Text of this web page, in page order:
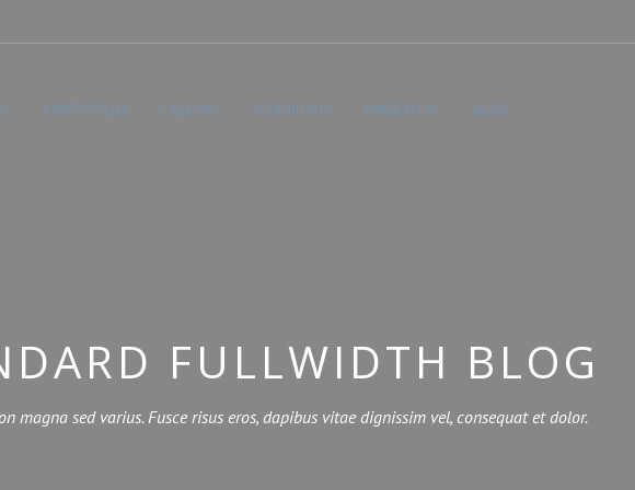
PORTAFOLIO CALIDAD SEGURIDAD AMBIENTAL BLOG
FULLWIDTH BLOG
magna sed varius. Fusce risus eros, dapibus vitae dignissim vel, consequat et dolor.